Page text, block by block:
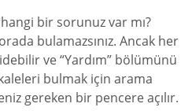
bir sorunuz var mı?
bulamazsınız. Ancak her
ve “Yardım” bölümünü
bulmak için arama
gereken bir pencere açılır.